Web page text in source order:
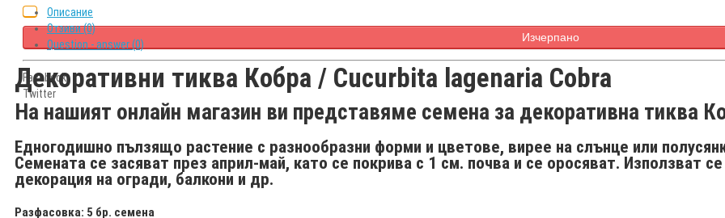
Изчерпано
Facebook
Twitter
Описание
Отзиви (0)
Question - answer (0)
Декоративни тиква Кобра / Cucurbita lagenaria Cobra
На нашият онлайн магазин ви представяме семена за декоративна тиква
Едногодишно пълзящо растение с разнообразни форми и цве­тове, вирее на слънце или
Семената се засяват през април-май, като се покрива с 1 см. почва и се оросяват. Използват се
декорация на огради, балкони и др.
Разфасовка: 5 бр. семена